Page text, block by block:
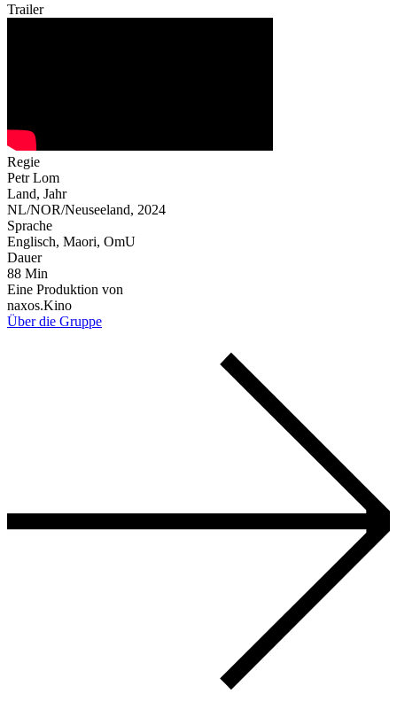
Trailer
Regie
Petr Lom
Land, Jahr
NL/NOR/Neuseeland, 2024
Sprache
Englisch, Maori, OmU
Dauer
88 Min
Eine Produktion von
naxos.Kino
Über die Gruppe